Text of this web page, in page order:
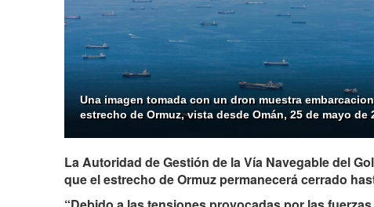
Una imagen tomada con un dron muestra
estrecho de Ormuz, vista desde Omán, 25 de mayo de
La Autoridad de Gestión de la Vía Navegable del
que el estrecho de Ormuz permanecerá cerrado